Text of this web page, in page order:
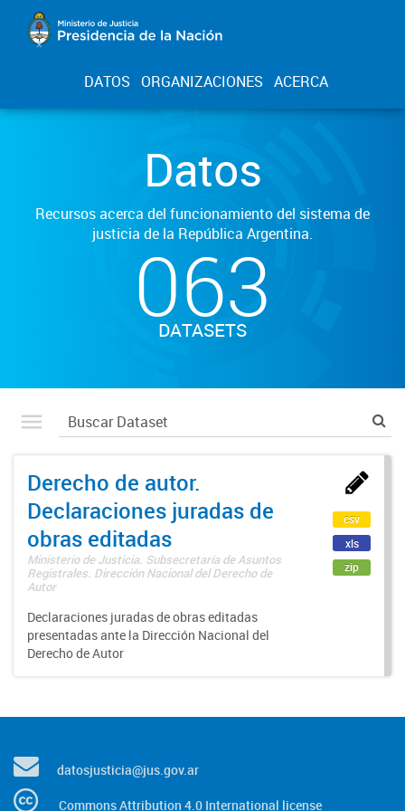
DATOS ORGANIZACIONES ACERCA
Datos
Recursos acerca del funcionamiento del sistema de
justicia de la República Argentina.
063
DATASETS
Derecho de autor.
Declaraciones juradas de
obras editadas
Ministerio de Justicia. Subsecretaría de Asuntos
Registrales. Dirección Nacional del Derecho de
Autor
Declaraciones juradas de obras editadas
presentadas ante la Dirección Nacional del
Derecho de Autor
csv
xls
zip
datosjusticia@jus.gov.ar
Commons Attribution 4.0 International license